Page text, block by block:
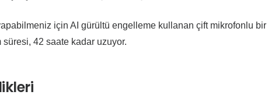
için AI gürültü engelleme kullanan çift mikrofonlu bir
42 saate kadar uzuyor.